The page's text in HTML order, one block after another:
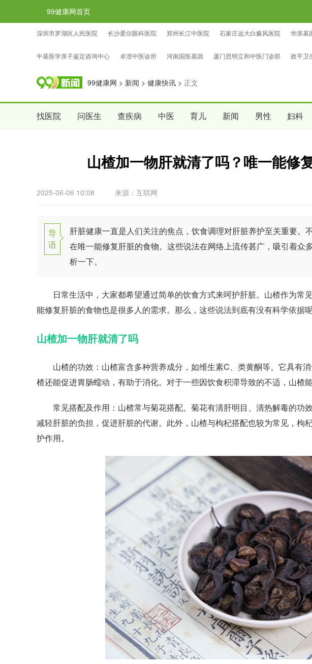
99健康网首页
深圳市罗湖区人民医院 长沙爱尔眼科医院 郑州长江中医院 石家庄远大白癜风医院 华亲基
中基医学亲子鉴定咨询中心
卓澄中医诊所 河南国医基因 厦门思明立和中医门诊部 政平卫
99健康网 > 新闻 > 健康快讯 > 正文
找医院 问医生 查疾病 中医 育儿 新闻 男性 妇科
山楂加一物肝就清了吗？唯一能修
2025-06-06 10:08 来源：互联网
导
语
肝脏健康一直是人们关注的焦点，饮食调理对肝脏养护至关重要。
在唯一能修复肝脏的食物。这些说法在网络上流传甚广，吸引着众
析一下。
日常生活中，大家都希望通过简单的饮食方式来呵护肝脏。山楂作为常
能修复肝脏的食物也是很多人的需求。那么，这些说法到底有没有科学依据
山楂加一物肝就清了吗
山楂的功效：山楂富含多种营养成分，如维生素C、类黄酮等。它具有
楂还能促进胃肠蠕动，有助于消化。对于一些因饮食积滞导致的不适，山楂
常见搭配及作用：山楂常与菊花搭配。菊花有清肝明目、清热解毒的功
减轻肝脏的负担，促进肝脏的代谢。此外，山楂与枸杞搭配也较为常见，枸
护作用。